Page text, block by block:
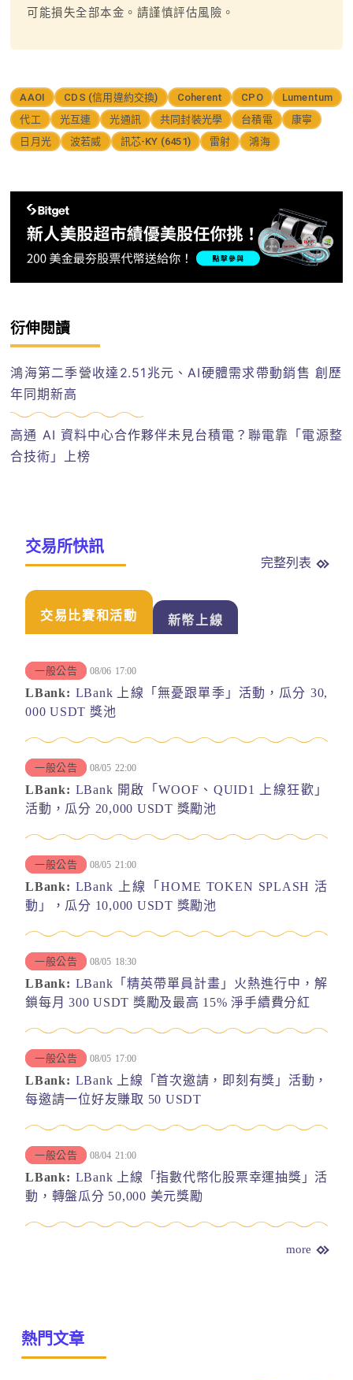
可能損失全部本金。請謹慎評估風險。
AAOI CDS (信用違約交換) Coherent CPO
Lumentum
代工
光互連 光通訊 共同封裝光學 台積電
康寧
日月光
波若威 訊芯-KY (6451) 雷射 鴻海
衍伸閱讀
鴻海第二季營收達2.51兆元、AI硬體需求帶動銷售 創歷
年同期新高
高通 AI 資料中心合作夥伴未見台積電？聯電靠「電源整
合技術」上榜
交易所快訊
完整列表
交易比賽和活動 新幣上線
一般公告 08/06 17:00
LBank: LBank 上線「無憂跟單季」活動，瓜分 30,
000 USDT 獎池
一般公告 08/05 22:00
LBank: LBank 開啟「WOOF、QUID1 上線狂歡」
活動，瓜分 20,000 USDT 獎勵池
一般公告 08/05 21:00
LBank: LBank 上線「HOME TOKEN SPLASH 活
動」，瓜分 10,000 USDT 獎勵池
一般公告 08/05 18:30
LBank: LBank「精英帶單員計畫」火熱進行中，解
鎖每月 300 USDT 獎勵及最高 15% 淨手續費分紅
一般公告 08/05 17:00
LBank: LBank 上線「首次邀請，即刻有獎」活動，
每邀請一位好友賺取 50 USDT
一般公告 08/04 21:00
LBank: LBank 上線「指數代幣化股票幸運抽獎」活
動，轉盤瓜分 50,000 美元獎勵
more
熱門文章